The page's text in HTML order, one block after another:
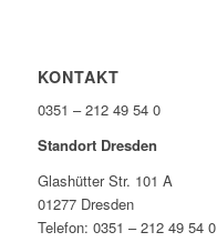
KONTAKT
0351 – 212 49 54 0
Standort Dresden
Glashütter Str. 101 A
01277 Dresden
Telefon: 0351 – 212 49 54 0